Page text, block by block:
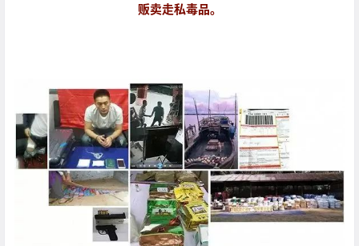
贩卖走私毒品。